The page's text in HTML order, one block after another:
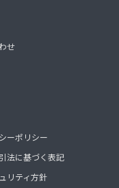
せ
ーポリシー
法に基づく表記
リティ方針